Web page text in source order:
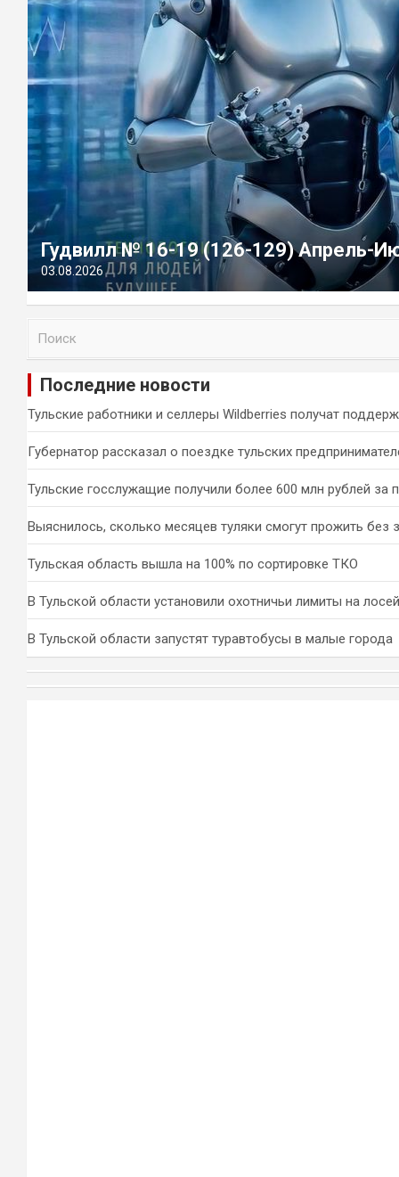
Гудвилл № 16-19 (126-129) Апрель-
03.08.2026
и
Последние новости
Тульские работники и селлеры Wildberries получат
Губернатор рассказал о поездке тульских
Тульские госслужащие получили более 600 млн рублей за
Выяснилось, сколько месяцев туляки смогут прожить без
Тульская область вышла на 100% по сортировке ТКО
В Тульской области установили охотничьи лимиты на
В Тульской области запустят туравтобусы в малые города